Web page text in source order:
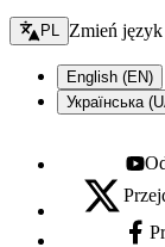
Zmień język -
PL Zmień
English (EN)
Українська
X - otwiera